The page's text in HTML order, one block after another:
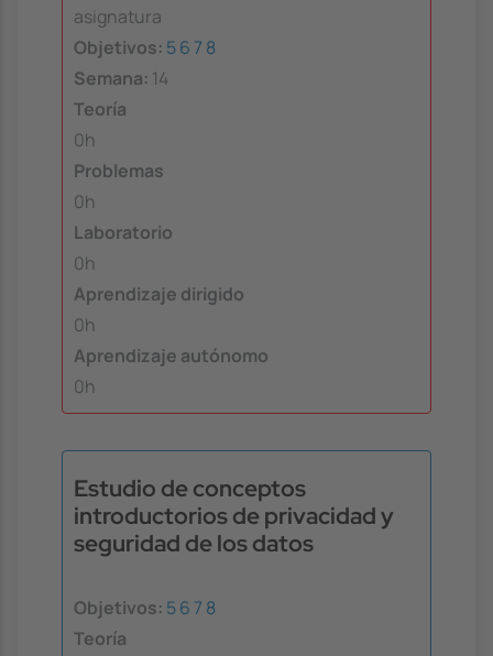
asignatura
Objetivos: 56 7 8
Semana: 14
Teoría
0h
Problemas
0h
Laboratorio
0h
Aprendizaje dirigido
0h
Aprendizaje autónomo
0h
Estudio de conceptos
introductorios de privacidad y
seguridad de los datos
Objetivos: 56 7 8
Teoría